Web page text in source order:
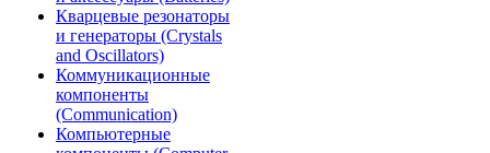
Кварцевые резонаторы
и генераторы (Crystals
and Oscillators)
Коммуникационные
компоненты
(Communication)
Компьютерные